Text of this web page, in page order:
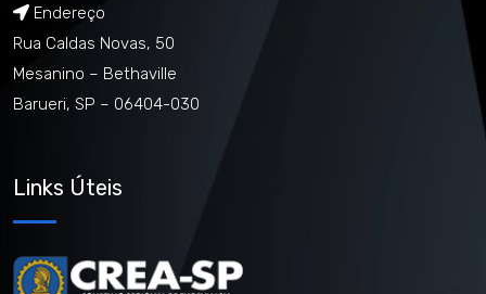
Endereço
Rua Caldas Novas, 50
Mesanino – Bethaville
Barueri, SP – 06404-030
Links Úteis